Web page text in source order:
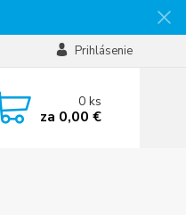
Prihlásenie
0ks
za 0,00 €